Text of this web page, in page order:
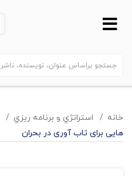
خانه استراتژي و برنامه ريزي
هایی برای تاب آوری در بحران